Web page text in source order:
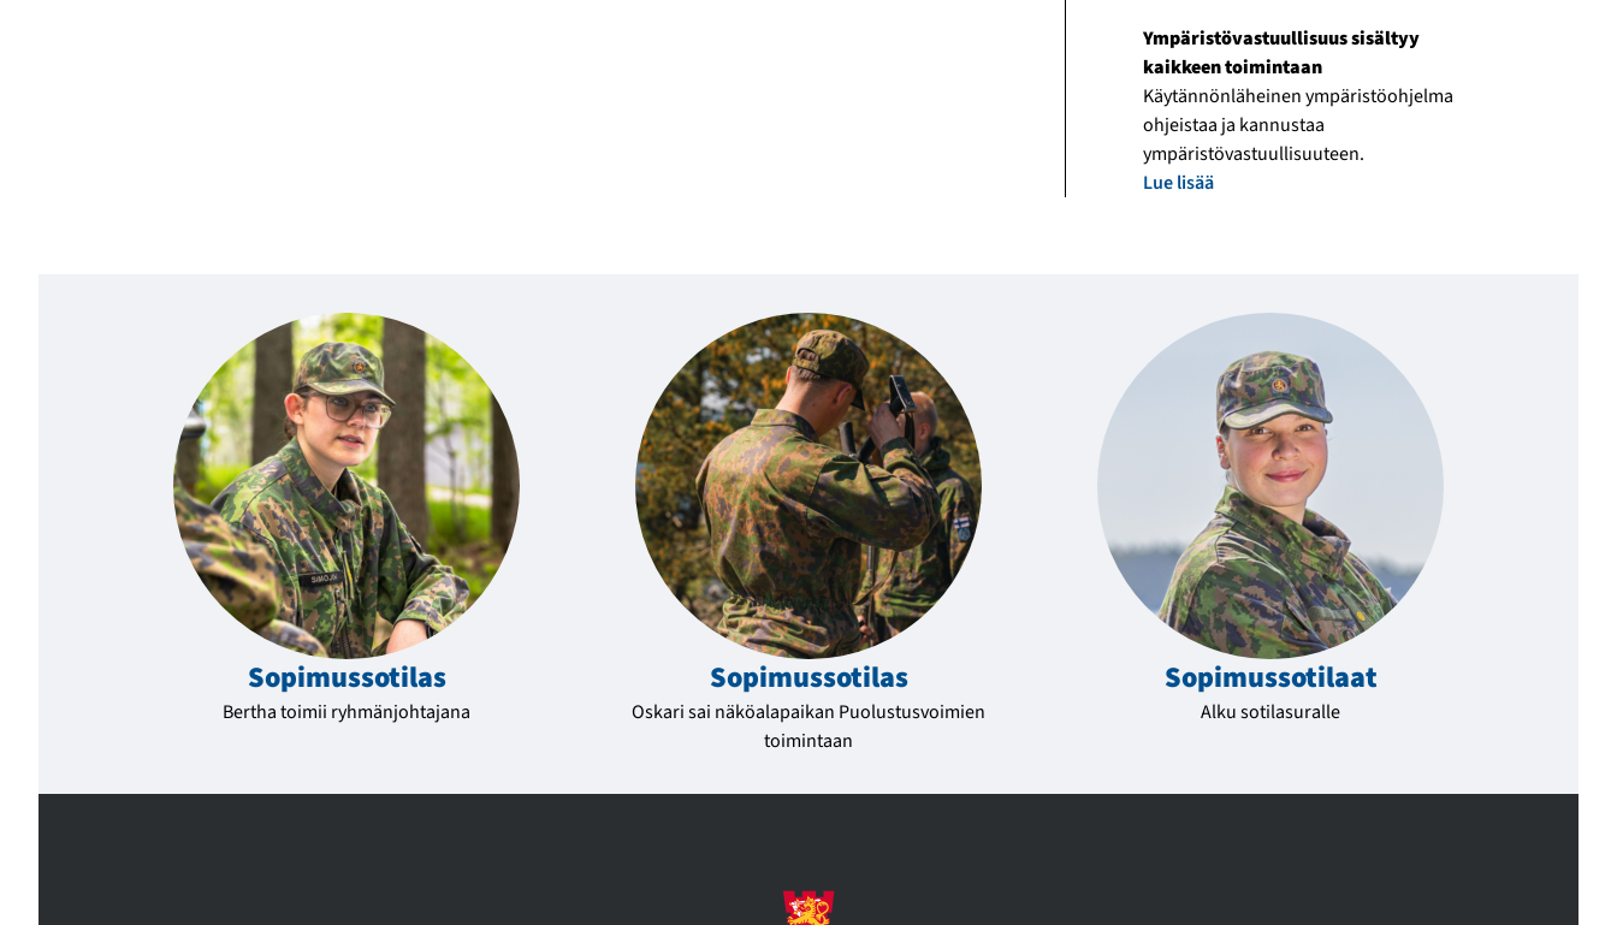
Ympäristövastuullisuus sisältyy
kaikkeen toimintaan
Käytännönläheinen ympäristöohjelma
ohjeistaa ja kannustaa
ympäristövastuullisuuteen.
Lue lisää
Sopimussotilas
Bertha toimii ryhmänjohtajana
Sopimussotilas
Oskari sai näköalapaikan Puolustusvoimien
toimintaan
Sopimussotilaat
Alku sotilasuralle